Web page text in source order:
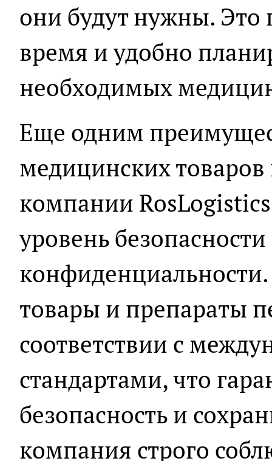
они будут нужны. Это
время и удобно
необходимых
Еще одним
медицинских товаров
компании
уровень
товары и препараты
соответствии с
стандартами, что
безопасность и
компания строго